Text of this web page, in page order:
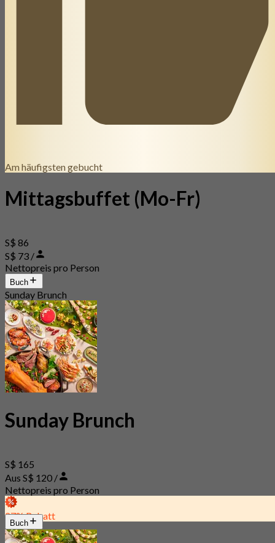
Am häufigsten gebucht
Mittagsbuffet (Mo-Fr)
S$ 86
S$ 73 /
Nettopreis pro Person
Buch
Sunday Brunch
Sunday Brunch
S$ 165
Aus S$ 120 /
Nettopreis pro Person
27% Rabatt
Buch